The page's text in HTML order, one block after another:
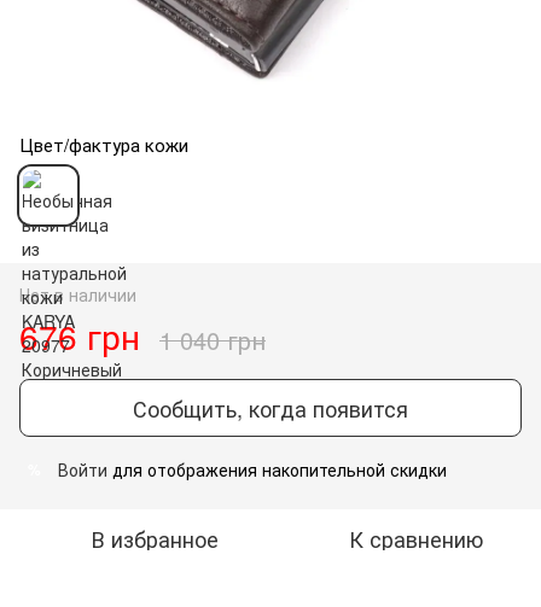
Цвет/фактура кожи
Нет в наличии
676 грн 1 040 грн
Сообщить, когда появится
Войти для отображения накопительной скидки
В избранное К сравнению